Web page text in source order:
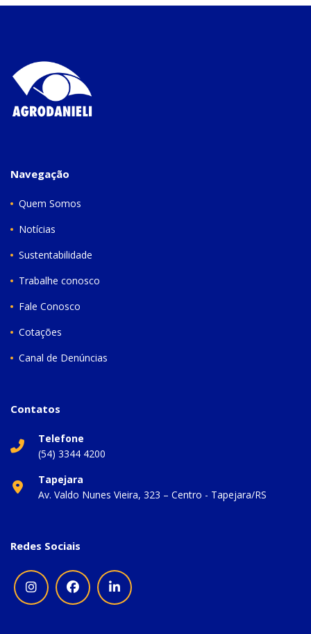
Navegação
Quem Somos
Notícias
Sustentabilidade
Trabalhe conosco
Fale Conosco
Cotações
Canal de Denúncias
Contatos
Telefone
(54) 3344 4200
Tapejara
Av. Valdo Nunes Vieira, 323 – Centro - Tapejara/RS
Redes Sociais